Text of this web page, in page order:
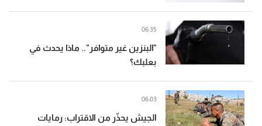
"البنزين غير متوافر".. ماذا يحدث في
بعلبك؟
06:35
الجيش يحذّر من الاقتراب: رمايات
06:03